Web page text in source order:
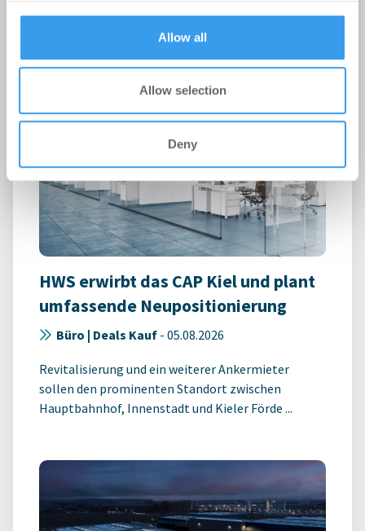
Allow all
Allow selection
Deny
m² ab
HWS erwirbt das CAP Kiel und plant
umfassende Neupositionierung
Büro | Deals Kauf - 05.08.2026
Revitalisierung und ein weiterer Ankermieter
sollen den prominenten Standort zwischen
Hauptbahnhof, Innenstadt und Kieler Förde ...